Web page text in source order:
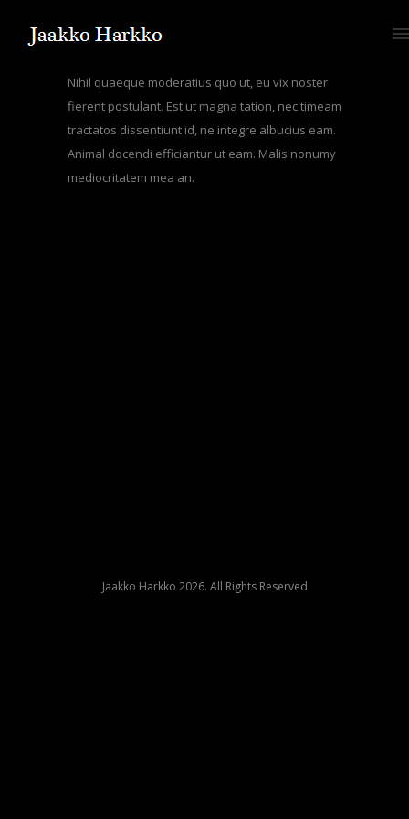
Nihil quaeque moderatius quo ut, eu vix noster
fierent postulant. Est ut magna tation, nec timeam
tractatos dissentiunt id, ne integre albucius eam.
Animal docendi efficiantur ut eam. Malis nonumy
mediocritatem mea an.
Jaakko Harkko 2026. All Rights Reserved